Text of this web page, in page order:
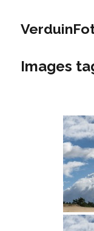
Images